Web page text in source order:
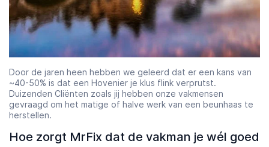
Door de jaren heen hebben we geleerd dat er een kans van
~40-50% is dat een Hovenier je klus flink verprutst.
Duizenden Cliënten zoals jij hebben onze vakmensen
gevraagd om het matige of halve werk van een beunhaas te
herstellen.
Hoe zorgt MrFix dat de vakman je wél goed